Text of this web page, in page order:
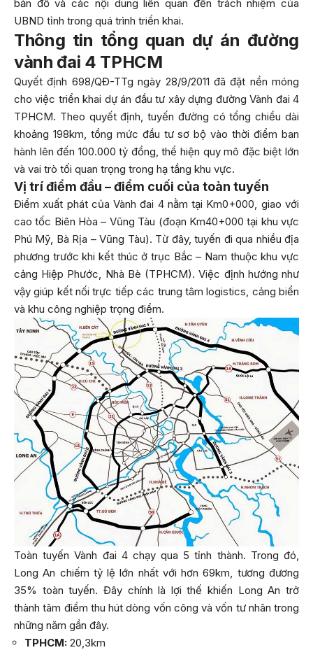
bản đồ và các nội dung liên quan đến trách nhiệm của
UBND tỉnh trong quá trình triển khai.
Thông tin tổng quan dự án đường
vành đai 4 TPHCM
Quyết định 698/QĐ-TTg ngày 28/9/2011 đã đặt nền móng
cho việc triển khai dự án đầu tư xây dựng đường Vành đai 4
TPHCM. Theo quyết định, tuyến đường có tổng chiều dài
khoảng 198km, tổng mức đầu tư sơ bộ vào thời điểm ban
hành lên đến 100.000 tỷ đồng, thể hiện quy mô đặc biệt lớn
và vai trò tối quan trọng trong hạ tầng khu vực.
Vị trí điểm đầu – điểm cuối của toàn tuyến
Điểm xuất phát của Vành đai 4 nằm tại Km0+000, giao với
cao tốc Biên Hòa – Vũng Tàu (đoạn Km40+000 tại khu vực
Phú Mỹ, Bà Rịa – Vũng Tàu). Từ đây, tuyến đi qua nhiều địa
phương trước khi kết thúc ở trục Bắc – Nam thuộc khu vực
cảng Hiệp Phước, Nhà Bè (TPHCM). Việc định hướng như
vậy giúp kết nối trực tiếp các trung tâm logistics, cảng biển
và khu công nghiệp trọng điểm.
Toàn tuyến Vành đai 4 chạy qua 5 tỉnh thành. Trong đó,
Long An chiếm tỷ lệ lớn nhất với hơn 69km, tương đương
35% toàn tuyến. Đây chính là lợi thế khiến Long An trở
thành tâm điểm thu hút dòng vốn công và vốn tư nhân trong
những năm gần đây.
TPHCM: 20,3km